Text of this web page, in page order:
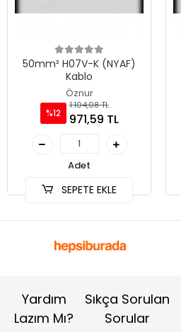
50mm² H07V-K (NYAF)
Kablo
Öznur
%12
1.104,08 TL
971,59 TL
Adet
SEPETE EKLE
Yardım
Lazım Mı?
Sıkça Sorulan
Sorular